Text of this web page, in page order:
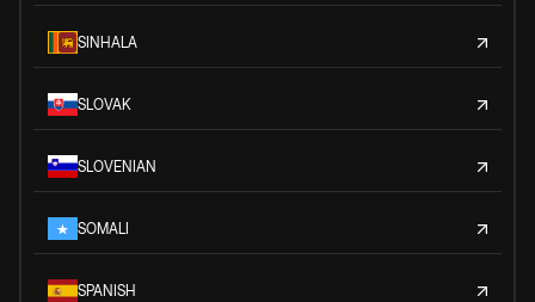
SINHALA
SLOVAK
SLOVENIAN
SOMALI
SPANISH